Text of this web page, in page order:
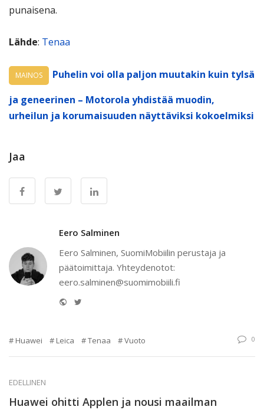
punaisena.
Lähde: Tenaa
MAINOS
Puhelin voi olla paljon muutakin kuin tylsä
ja geneerinen – Motorola yhdistää muodin,
urheilun ja korumaisuuden näyttäviksi kokoelmiksi
Jaa
Eero Salminen
Eero Salminen, SuomiMobiilin perustaja ja
päätoimittaja. Yhteydenotot:
eero.salminen@suomimobiili.fi
Website
Huawei Leica Tenaa Vuoto 0
EDELLINEN
Huawei ohitti Applen ja nousi maailman